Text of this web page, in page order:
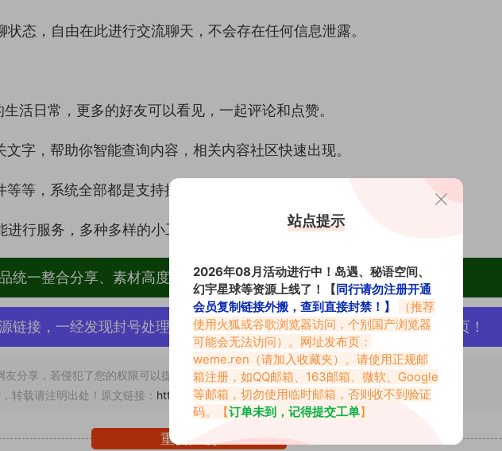
态，自由在此进行交流聊天，不会存在任何信息泄露。
活日常，更多的好友可以看见，一起评论和点赞。
字，帮助你智能查询内容，相关内容社区快速出现。
等，系统全部都是支持操作，多功能的方式去体验。
行服务，多种多样的小工具，方便大家一起使用操作。
统一整合分享、素材高度去重复、逐一归档方便收藏！
链接，一经发现封号处理，素材资源无露点、需求请绕道，关闭本站网页！
分享，若侵犯了您的权限可以提交工单处理。
转载请注明出处！原文链接： https://www.vmiba.top/695.html
重要声明
站点提示
2026年08月活动进行中！岛遇、秘语空间、
幻宇星球等资源上线了！【同行请勿注册开通
会员复制链接外搬，查到直接封禁！】
（推荐
使用火狐或谷歌浏览器访问，个别国产浏览器
可能会无法访问）。网址发布页：
weme.ren （请加入收藏夹）。请使用正规邮
箱注册，如QQ邮箱、163邮箱、微软、Google
等邮箱，切勿使用临时邮箱，否则收不到验证
码。【订单未到，记得提交工单】